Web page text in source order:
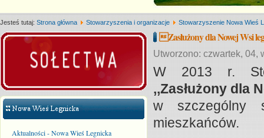
Jesteś tutaj: Strona główna Stowarzyszenia i organizacje Stowarzyszenie Nowa Wieś
Aktualności - Nowa Wieś Legnicka
Zasłużony dla Nowej Wsi
Utworzono: czwartek, 04,
W 2013 r.
,,Zasłużony dla
w szczególny
mieszkańców.